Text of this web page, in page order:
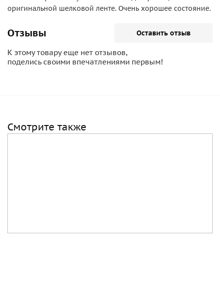
оригинальной шелковой ленте. Очень хорошее состояние.
Отзывы Оставить отзыв
К этому товару еще нет отзывов,
поделись своими впечатлениями первым!
Смотрите также